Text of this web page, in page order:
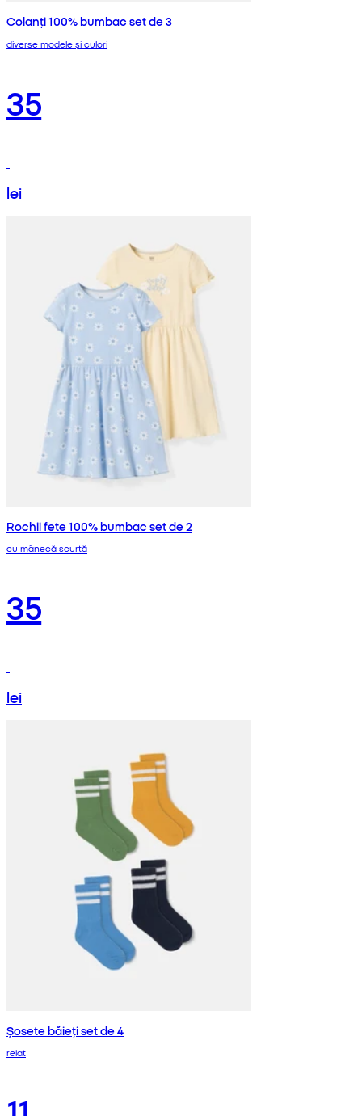
Colanți 100% bumbac set de 3
diverse modele și culori
35
lei
Rochii fete 100% bumbac set de 2
cu mânecă scurtă
35
lei
Șosete băieți set de 4
reiat